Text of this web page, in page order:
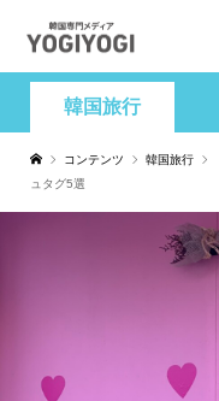
韓国旅行
コンテンツ 韓国旅行
ュタグ5選